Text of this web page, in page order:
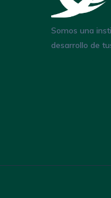
Somos una
desarrollo de